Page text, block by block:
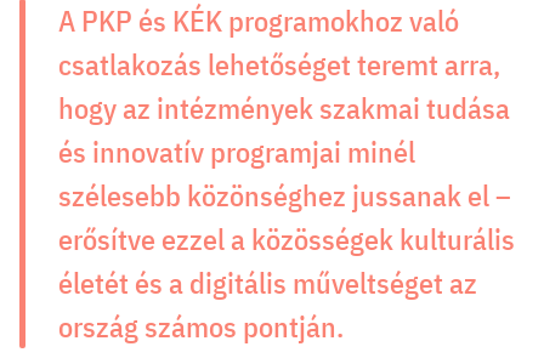
A PKP és KÉK programokhoz való
csatlakozás lehetőséget teremt arra,
hogy az intézmények szakmai tudása
és innovatív programjai minél
szélesebb közönséghez jussanak el –
erősítve ezzel a közösségek kulturális
életét és a digitális műveltséget az
ország számos pontján.